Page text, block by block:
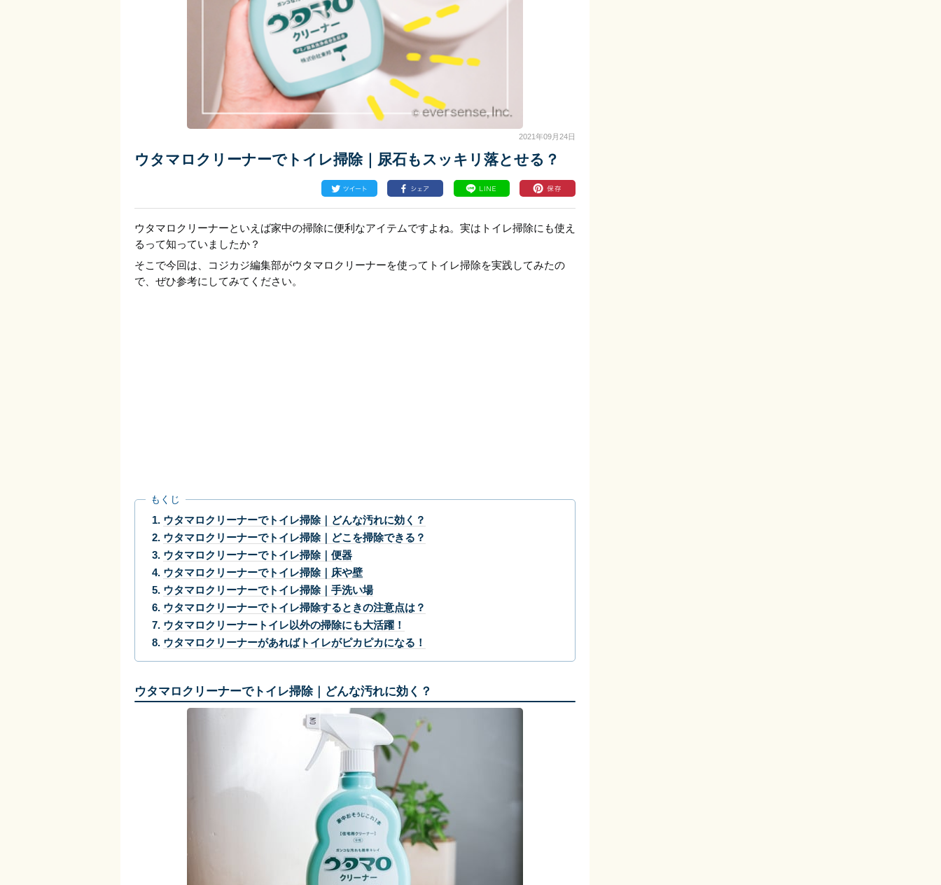
2021年09月24日
ウタマロクリーナーでトイレ掃除｜尿石もスッキリ落とせる？
ウタマロクリーナーといえば家中の掃除に便利なアイテムですよね。実はトイレ掃除にも使え
るって知っていましたか？
そこで今回は、コジカジ編集部がウタマロクリーナーを使ってトイレ掃除を実践してみたの
で、ぜひ参考にしてみてください。
もくじ
ウタマロクリーナーでトイレ掃除｜どんな汚れに効く？
ウタマロクリーナーでトイレ掃除｜どこを掃除できる？
ウタマロクリーナーでトイレ掃除｜便器
ウタマロクリーナーでトイレ掃除｜床や壁
ウタマロクリーナーでトイレ掃除｜手洗い場
ウタマロクリーナーでトイレ掃除するときの注意点は？
ウタマロクリーナートイレ以外の掃除にも大活躍！
ウタマロクリーナーがあればトイレがピカピカになる！
ウタマロクリーナーでトイレ掃除｜どんな汚れに効く？